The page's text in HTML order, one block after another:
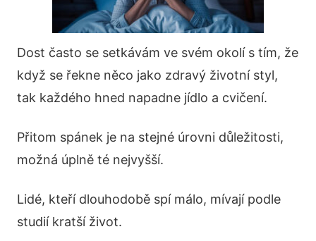
Dost často se setkávám ve svém okolí s tím, že
když se řekne něco jako zdravý životní styl,
tak každého hned napadne jídlo a cvičení.
Přitom spánek je na stejné úrovni důležitosti,
možná úplně té nejvyšší.
Lidé, kteří dlouhodobě spí málo, mívají podle
studií kratší život.